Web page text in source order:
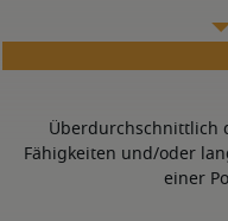
Überdurchschnittlich
Fähigkeiten und/oder
einer